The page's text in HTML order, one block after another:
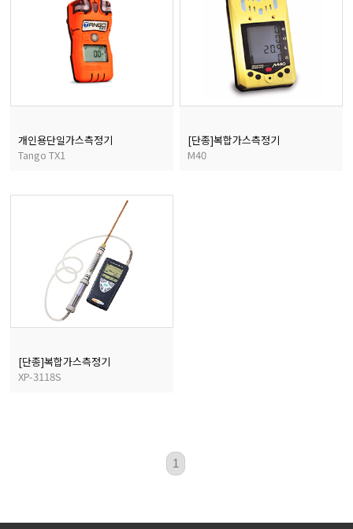
개인용단일가스측정기
Tango TX1
[단종]복합가스측정기
M40
[단종]복합가스측정기
XP-3118S
1